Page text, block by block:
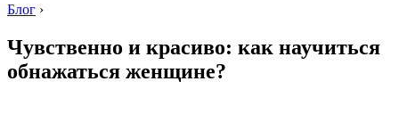
Блог ›
Чувственно и красиво: как научиться
обнажаться женщине?